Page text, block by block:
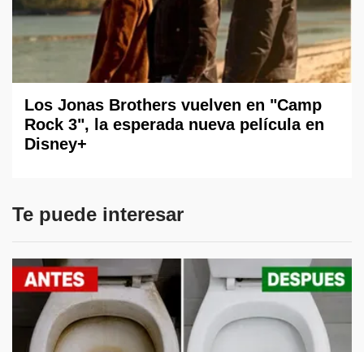
Los Jonas Brothers vuelven en "Camp
Rock 3", la esperada nueva película en
Disney+
Te puede interesar